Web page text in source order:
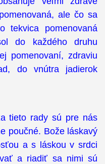
ale čo sa
tekvica pomenovaná
do každého druhu
pomenovaní, zdraviu
do vnútra jadierok
tieto rady sú pre nás
poučné. Bože láskavý
a s láskou v srdci
a riadiť sa nimi sú